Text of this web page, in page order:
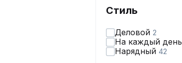
Стиль
Деловой 2
На каждый день
Нарядный 42